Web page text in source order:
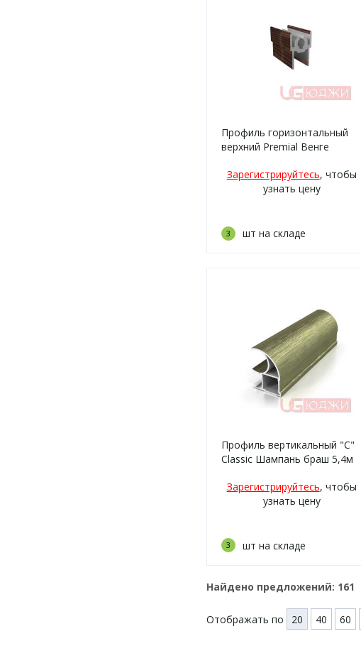
Профиль горизонтальный
верхний Premial Венге
Зарегистрируйтесь, чтобы
узнать цену
3 шт на складе
Профиль вертикальный "C"
Classic Шампань браш 5,4м
Зарегистрируйтесь, чтобы
узнать цену
3 шт на складе
Найдено предложений: 161
Отображать по 20 40 60